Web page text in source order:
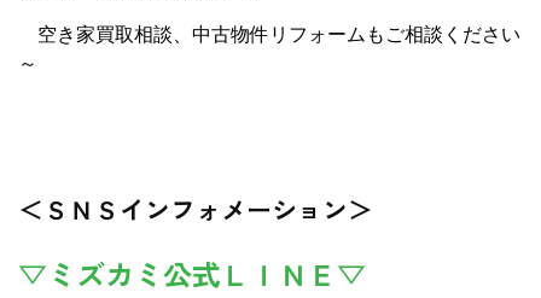
空き家買取相談、中古物件リフォームもご相談ください
～
＜ＳＮＳインフォメーション＞
▽ミズカミ公式ＬＩＮＥ▽